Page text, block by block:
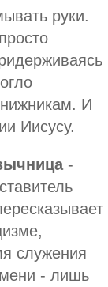
руки.
И
Иисусу.
-
служения
- лишь